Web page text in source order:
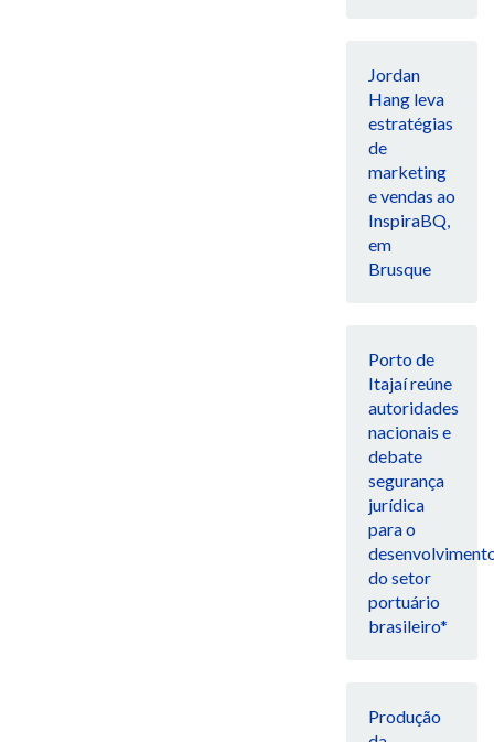
Jordan
Hang leva
estratégias
de
marketing
e vendas ao
InspiraBQ,
em
Brusque
Porto de
Itajaí reúne
autoridades
nacionais e
debate
segurança
jurídica
para o
do setor
portuário
brasileiro*
Produção